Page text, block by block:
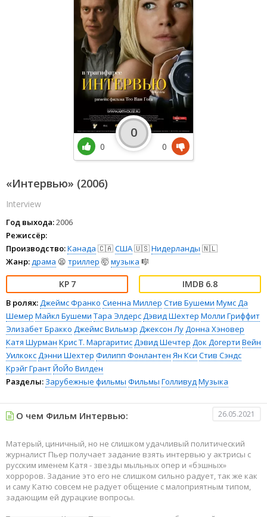
«Интервью» (2006)
Interview
Год выхода:2006
Режиссёр:
Производство:Канада 🇨🇦США🇺🇸Нидерланды 🇳🇱
Жанр:драма 😫 триллер 🤯музыка 🎼
7 6.8
В ролях:Джеймс Франко Сиенна Миллер Стив Бушеми Мумс Да
Шемер Майкл Бушеми Тара ЭлдерсДэвид Шехтер Молли Гриффит
Элизабет Бракко Джеймс Вильмэр Джексон ЛуДонна Хэновер
Катя Шурман Крис Т. МаргаритисДэвид Шечтер Док Догерти Вейн
УилкоксДэнни Шехтер Филипп Фонлантен Ян Кси Стив Сэндс
Крэйг ГрантЙоЙо Вилден
Разделы: Зарубежные фильмы Фильмы ГолливудМузыка
0
0
0
О чем Фильм Интервью: 26.05.2021
Матерый, циничный, но не слишком удачливый политический
журналист Пьер получает задание взять интервью у актрисы с
русским именем Катя - звезды мыльных опер и «бэшных»
хорроров. Задание это его не слишком сильно радует, так же как
и саму Катю совсем не радует общение с малоприятным типом,
задающим ей дурацкие вопросы.